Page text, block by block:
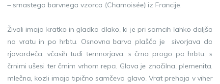
– srnastega barvnega vzorca (Chamoisée) iz Francije.
Živali imajo kratko in gladko dlako, ki je pri samcih lahko daljša
na vratu in po hrbtu. Osnovna barva plašča je sivorjava do
rjavordeča, včasih tudi temnorjava, s črno progo po hrbtu, s
črnimi ušesi ter črnim vrhom repa. Glava je značilna, plemenita,
mlečna, kozli imajo tipično samčevo glavo. Vrat prehaja v viher